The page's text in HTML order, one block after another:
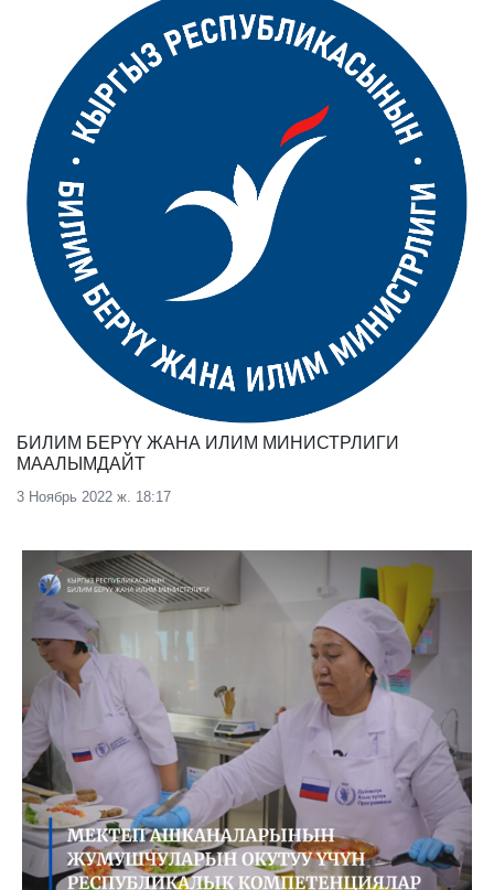
БИЛИМ БЕРҮҮ ЖАНА ИЛИМ МИНИСТРЛИГИ
МААЛЫМДАЙТ
3 Ноябрь 2022 ж. 18:17